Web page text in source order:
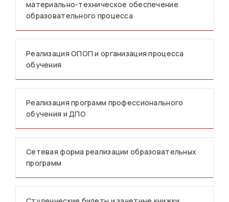
материально-техническое обеспечение
образовательного процесса
Реализация ОПОП и организация процесса
обучения
Реализация программ профессионального
обучения и ДПО
Сетевая форма реализации образовательных
программ